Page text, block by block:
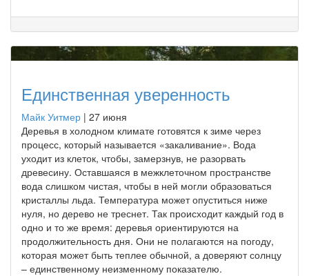
Единственная уверенность
Майк Уитмер | 27 июня
Деревья в холодном климате готовятся к зиме через
процесс, который называется «закаливание». Вода
уходит из клеток, чтобы, замерзнув, не разорвать
древесину. Оставшаяся в межклеточном пространстве
вода слишком чистая, чтобы в ней могли образоваться
кристаллы льда. Температура может опуститься ниже
нуля, но дерево не треснет. Так происходит каждый год в
одно и то же время: деревья ориентируются на
продолжительность дня. Они не полагаются на погоду,
которая может быть теплее обычной, а доверяют солнцу
– единственному неизменному показателю.